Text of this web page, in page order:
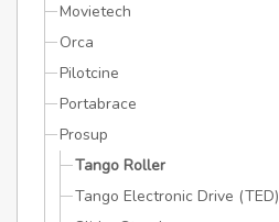
Movietech
Orca
Pilotcine
Portabrace
Prosup
Tango Roller
Tango Electronic Drive (TED)